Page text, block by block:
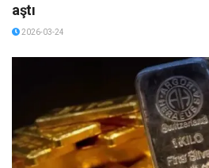
aştı
2026-03-24